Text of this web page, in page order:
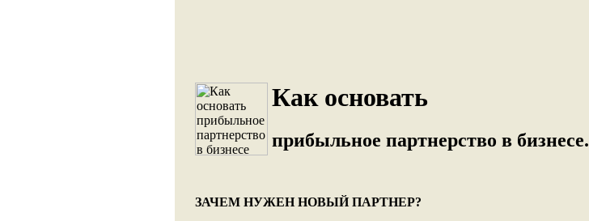
Как основать
прибыльное партнерство в бизнесе.
ЗАЧЕМ НУЖЕН НОВЫЙ ПАРТНЕР?